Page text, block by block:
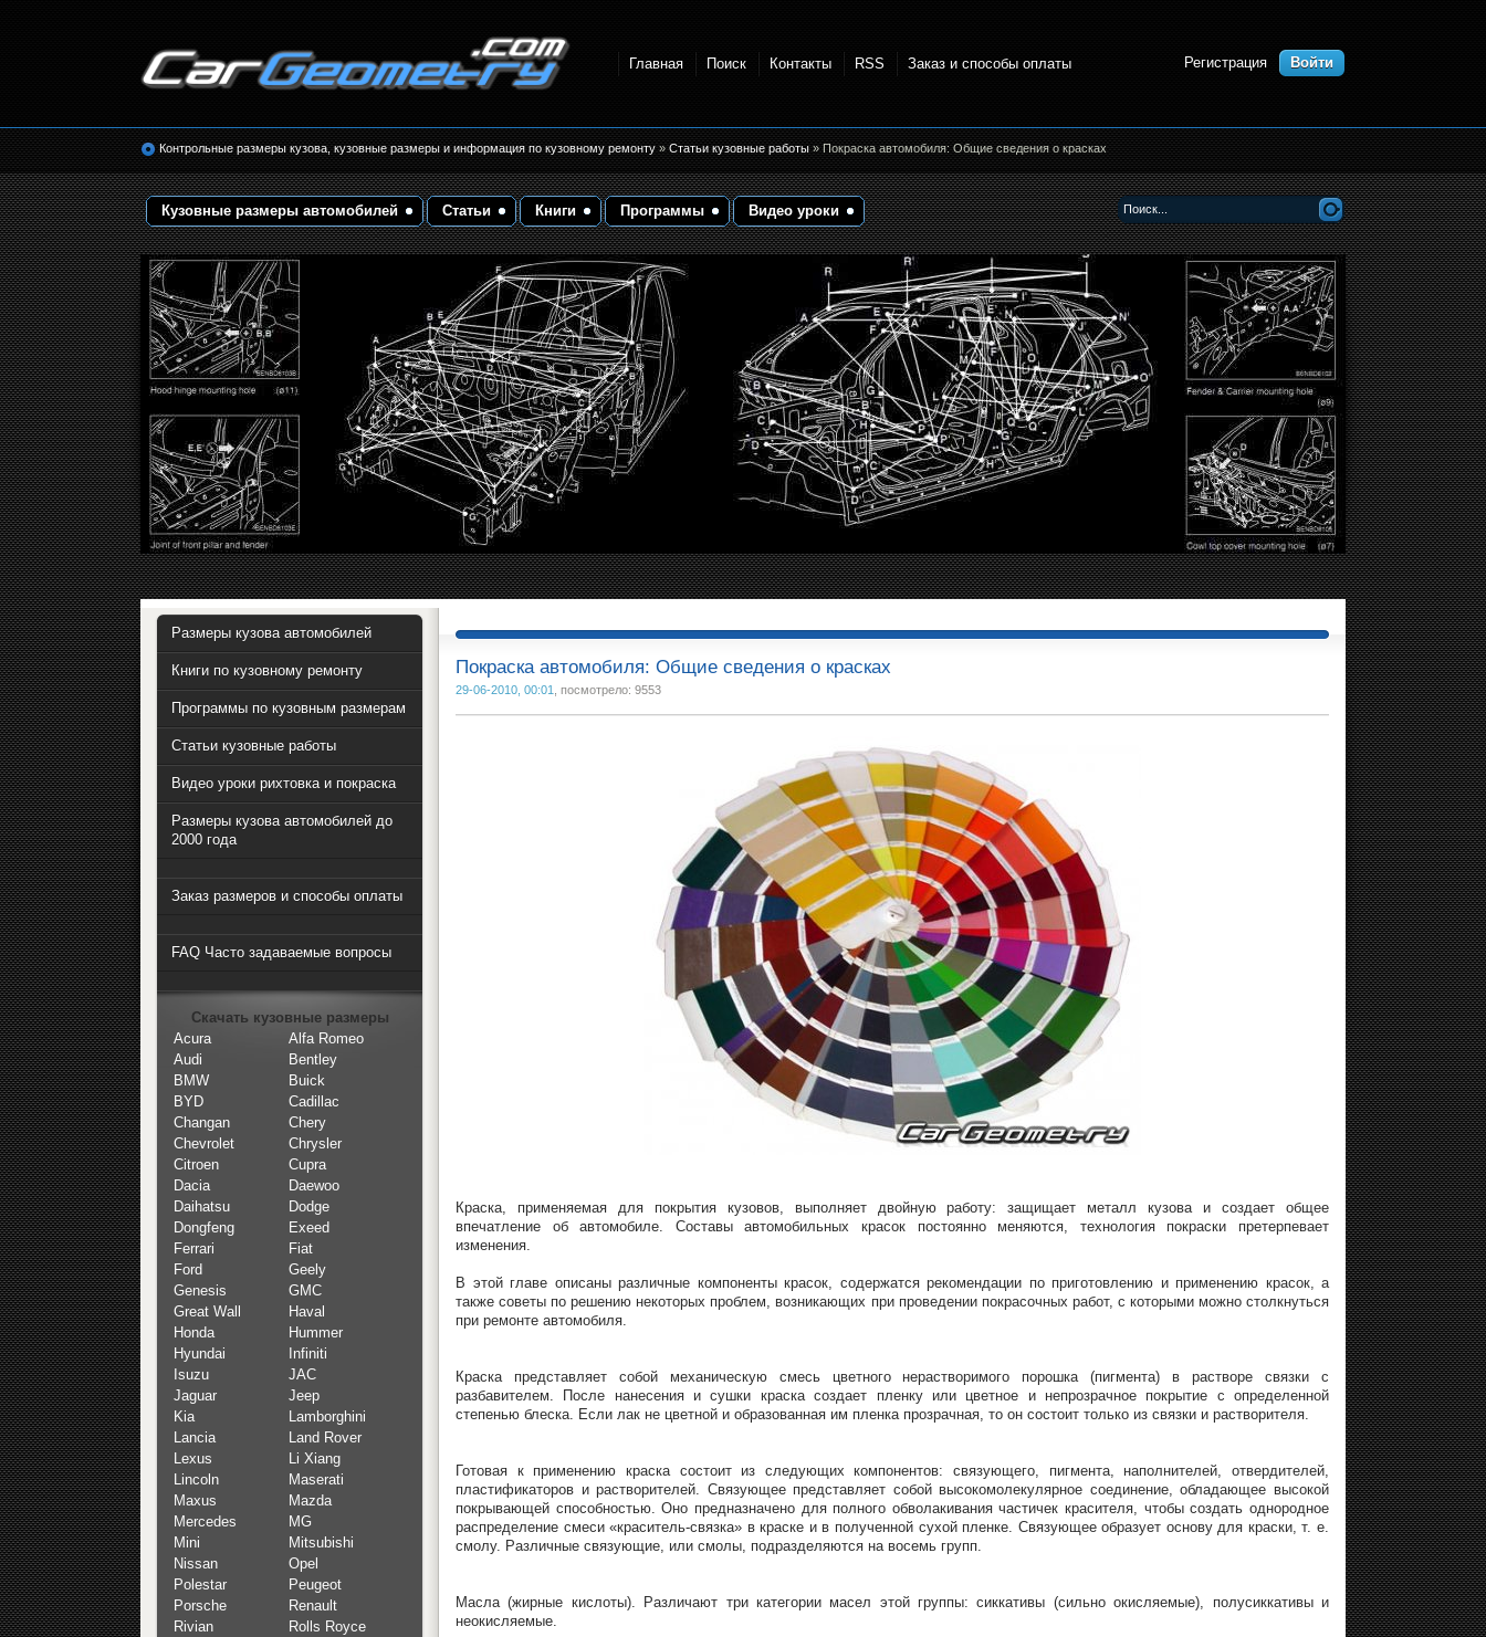
кузовные размеры. Геометрия кузова
Главная Поиск Контакты RSS Заказ и способы оплаты Регистрация Войти
Контрольные размеры кузова, кузовные размеры и информация по кузовному ремонту»Статьи кузовные работы» Покраска автомобиля: Общие сведения о красках
Кузовные размеры автомобилей Статьи Книги Программы Видео уроки
Покраска автомобиля: Общие сведения о красках
29-06-2010, 00:01, посмотрело: 9553
Краска, применяемая для покрытия кузовов, выполняет двойную работу: защищает металл кузова и создает общее
впечатление об автомобиле. Составы автомобильных красок постоянно меняются, технология покраски претерпевает
изменения.
В этой главе описаны различные компоненты красок, содержатся рекомендации по приготовлению и применению красок, а
также советы по решению некоторых проблем, возникающих при проведении покрасочных работ, с которыми можно столкнуться
при ремонте автомобиля.
Краска представляет собой механическую смесь цветного нерастворимого порошка (пигмента) в растворе связки с
разбавителем. После нанесения и сушки краска создает пленку или цветное и непрозрачное покрытие с определенной
степенью блеска. Если лак не цветной и образованная им пленка прозрачная, то он состоит только из связки и растворителя.
Готовая к применению краска состоит из следующих компонентов: связующего, пигмента, наполнителей, отвердителей,
пластификаторов и растворителей. Связующее представляет собой высокомолекулярное соединение, обладающее высокой
покрывающей способностью. Оно предназначено для полного обволакивания частичек красителя, чтобы создать однородное
распределение смеси «краситель-связка» в краске и в полученной сухой пленке. Связующее образует основу для краски, т. е.
смолу. Различные связующие, или смолы, подразделяются на восемь групп.
Масла (жирные кислоты). Различают три категории масел этой группы: сиккативы (сильно окисляемые), полусиккативы и
неокисляемые.
Размеры кузова автомобилей
Книги по кузовному ремонту
Программы по кузовным размерам
Статьи кузовные работы
Видео уроки рихтовка и покраска
Размеры кузова автомобилей до
2000 года
Заказ размеров и способы оплаты
FAQ Часто задаваемые вопросы
Скачать кузовные размеры
Acura
Alfa Romeo
Audi
Bentley
BMW
Buick
BYD
Cadillac
Changan
Chery
Chevrolet
Chrysler
Citroen
Cupra
Dacia
Daewoo
Daihatsu
Dodge
Dongfeng
Exeed
Ferrari
Fiat
Ford
Geely
Genesis
GMC
Great Wall
Haval
Honda
Hummer
Hyundai
Infiniti
Isuzu
JAC
Jaguar
Jeep
Kia
Lamborghini
Lancia
Land Rover
Lexus
Li Xiang
Lincoln
Maserati
Maxus
Mazda
Mercedes
MG
Mini
Mitsubishi
Nissan
Opel
Polestar
Peugeot
Porsche
Renault
Rivian
Rolls Royce